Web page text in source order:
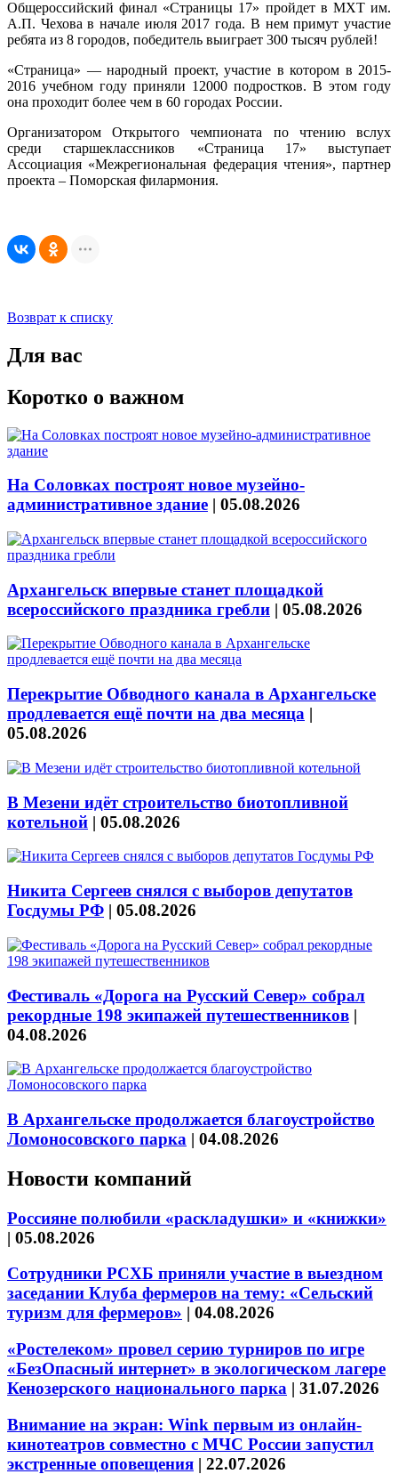
Общероссийский финал «Страницы 17» пройдет в МХТ им.
А.П. Чехова в начале июля 2017 года. В нем примут участие
ребята из 8 городов, победитель выиграет 300 тысяч рублей!
«Страница» — народный проект, участие в котором в 2015-
2016 учебном году приняли 12000 подростков. В этом году
она проходит более чем в 60 городах России.
Организатором Открытого чемпионата по чтению вслух
среди старшеклассников «Страница 17» выступает
Ассоциация «Межрегиональная федерация чтения», партнер
проекта – Поморская филармония.
Возврат к списку
Для вас
Коротко о важном
На Соловках построят новое музейно-
административное здание | 05.08.2026
Архангельск впервые станет площадкой
всероссийского праздника гребли | 05.08.2026
Перекрытие Обводного канала в Архангельске
продлевается ещё почти на два месяца |
05.08.2026
В Мезени идёт строительство биотопливной
котельной | 05.08.2026
Никита Сергеев снялся с выборов депутатов
Госдумы РФ | 05.08.2026
Фестиваль «Дорога на Русский Север» собрал
рекордные 198 экипажей путешественников |
04.08.2026
В Архангельске продолжается благоустройство
Ломоносовского парка | 04.08.2026
Новости компаний
Россияне полюбили «раскладушки» и «книжки»
| 05.08.2026
Сотрудники РСХБ приняли участие в выездном
заседании Клуба фермеров на тему: «Сельский
туризм для фермеров» | 04.08.2026
«Ростелеком» провел серию турниров по игре
«БезОпасный интернет» в экологическом лагере
Кенозерского национального парка | 31.07.2026
Внимание на экран: Wink первым из онлайн-
кинотеатров совместно с МЧС России запустил
экстренные оповещения | 22.07.2026